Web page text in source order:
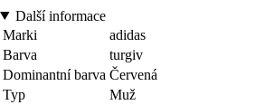
Další informace
Marki
adidas
Barva
turgiv
Dominantní barva Červená
Typ
Muž